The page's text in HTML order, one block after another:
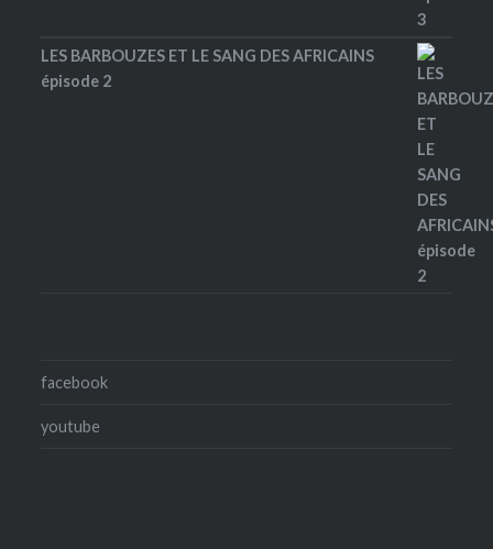
LES BARBOUZES ET LE SANG DES AFRICAINS
épisode 2
facebook
youtube